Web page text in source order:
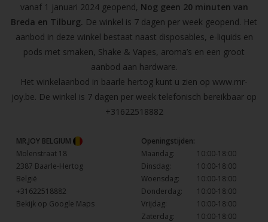
vanaf 1 januari 2024 geopend, Nog geen 20 minuten van
Breda en Tilburg. De winkel is 7 dagen per week geopend. Het
aanbod in deze winkel bestaat naast disposables, e-liquids en
pods met smaken, Shake & Vapes, aroma’s en een groot
aanbod aan hardware.
Het winkelaanbod in baarle hertog kunt u zien op www.mr-
joy.be. De winkel is 7 dagen per week telefonisch bereikbaar op
+31622518882
MR.JOY BELGIUM
Molenstraat 18
2387 Baarle-Hertog
België
+31622518882
Bekijk op Google Maps
Openingstijden:
Maandag:
10:00-18:00
Dinsdag:
10:00-18:00
Woensdag:
10:00-18:00
Donderdag:
10:00-18:00
Vrijdag:
10:00-18:00
Zaterdag:
10:00-18:00